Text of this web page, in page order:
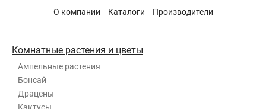
О компании Каталоги Производители
Комнатные растения и цветы
Ампельные растения
Бонсай
Драцены